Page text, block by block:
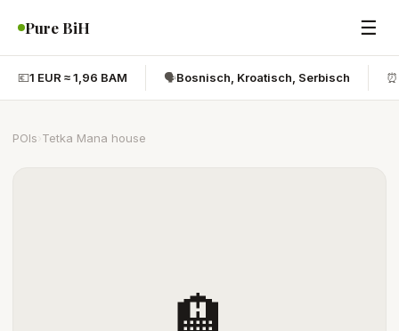
Pure BiH ☰
💶1 EUR ≈ 1,96 BAM 🗣️Bosnisch, Kroatisch, Serbisch ⏰
POIs Tetka Mana house
🏨